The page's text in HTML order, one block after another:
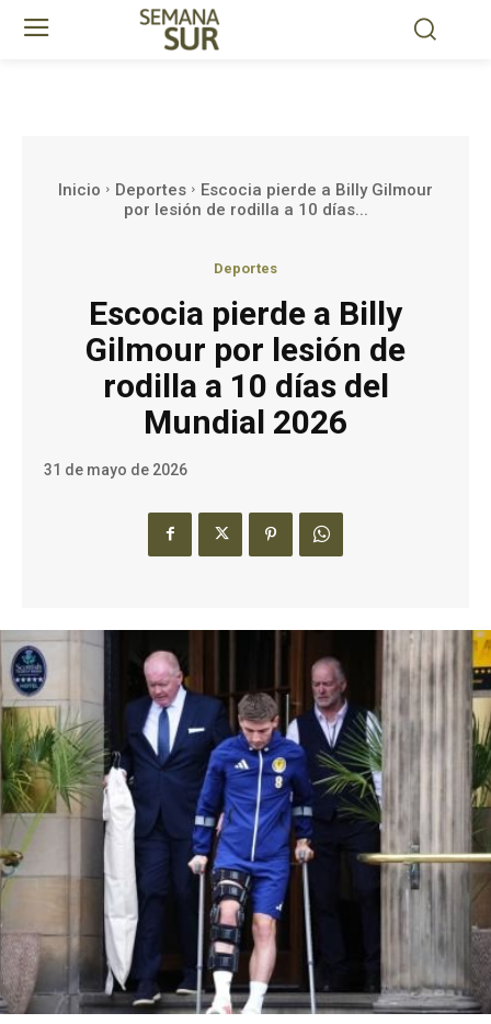
Inicio Deportes
Escocia pierde a Billy Gilmour
por lesión de rodilla a 10 días...
Deportes
Escocia pierde a Billy
Gilmour por lesión de
rodilla a 10 días del
Mundial 2026
31 de mayo de 2026